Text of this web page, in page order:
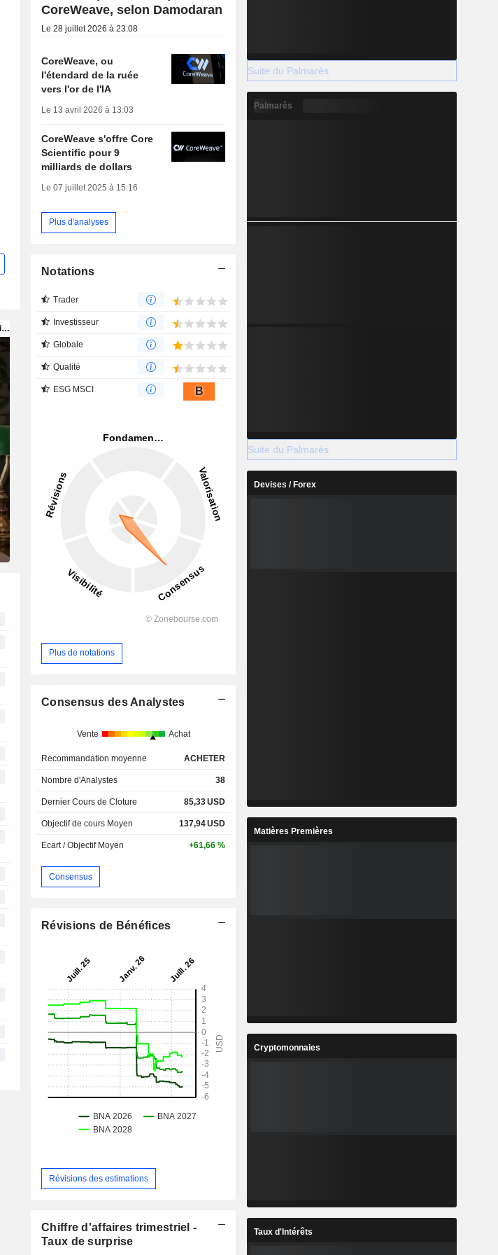
CoreWeave, selon Damodaran
Le 28 juillet 2026 à 23:08
CoreWeave, ou
l'étendard de la ruée
vers l'or de l'IA
Le 13 avril 2026 à 13:03
CoreWeave s'offre Core
Scientific pour 9
milliards de dollars
Le 07 juillet 2025 à 15:16
Plus d'analyses
Notations
Trader
Investisseur
Globale
Qualité
ESG MSCI B
Plus de notations
Consensus des Analystes
Vente Achat
Recommandation moyenne ACHETER
Nombre d'Analystes 38
Dernier Cours de Cloture 85,33USD
Objectif de cours Moyen 137,94USD
Ecart / Objectif Moyen +61,66 %
Consensus
Révisions de Bénéfices
Révisions des estimations
Chiffre d'affaires trimestriel -
Taux de surprise
Suite du Palmarès
Palmarès
Suite du Palmarès
Devises / Forex
Matières Premières
Cryptomonnaies
Taux d'Intérêts